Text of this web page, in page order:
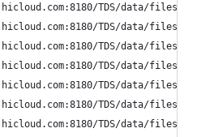
TDS/data/files/p9/
TDS/data/files/p9/
TDS/data/files/p9/
TDS/data/files/p9/
TDS/data/files/p9/
TDS/data/files/p9/
TDS/data/files/p9/